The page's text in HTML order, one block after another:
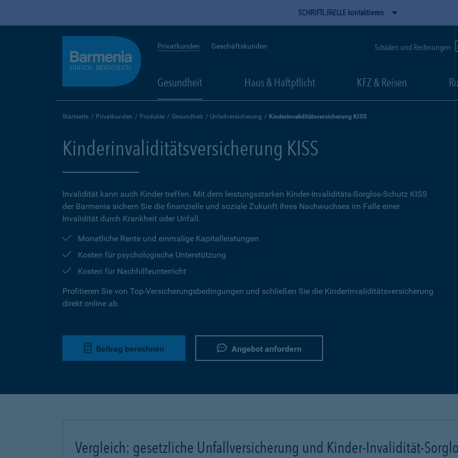
SCHRIFTL.FAELLE kontaktieren
Privatkunden Geschäftskunden Schäden und Rechnungen
Gesundheit Haus & Haftpflicht KFZ & Reisen
Startseite Privatkunden Produkte Gesundheit Unfallversicherung Kinderinvaliditätsversicherung KISS
Kinderinvaliditätsversicherung KISS
Invalidität kann auch Kinder treffen. Mit dem leistungsstarken Kinder-Invaliditäts-Sorglos-Schutz KISS
der Barmenia sichern Sie die finanzielle und soziale Zukunft Ihres Nachwuchses im Falle einer
Invalidität durch Krankheit oder Unfall.
Monatliche Rente und einmalige Kapitalleistungen
Kosten für psychologische Unterstützung
Kosten für Nachhilfeunterricht
Profitieren Sie von Top-Versicherungsbedingungen und schließen Sie die Kinderinvaliditätsversicherung
direkt online ab.
Beitrag berechnen Angebot anfordern
Vergleich: gesetzliche Unfallversicherung und Kinder-Invalidität-